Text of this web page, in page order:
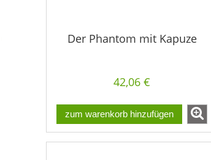
Der Phantom mit Kapuze
42,06 €
zum warenkorb hinzufügen